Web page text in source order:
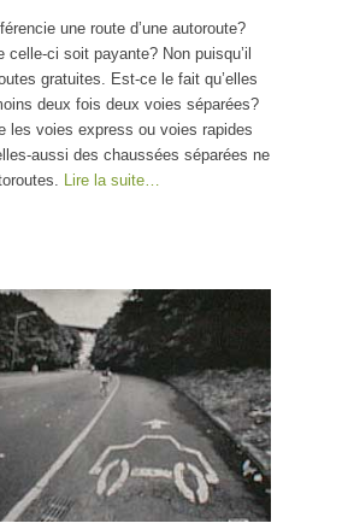
une route d’une autoroute?
celle-ci soit payante? Non puisqu’il
gratuites. Est-ce le fait qu’elles
deux fois deux voies séparées?
les voies express ou voies rapides
aussi des chaussées séparées ne
Lire la suite…